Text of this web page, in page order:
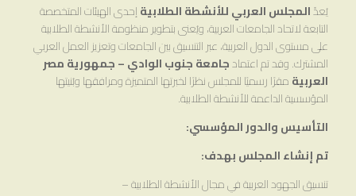
يُعدّالمجلس العربي للأنشطة الطلابيةإحدى الهيئات المتخصصة
التابعة لاتحاد الجامعات العربية، ويُعنى بتطوير منظومة الأنشطة الطلابية
على مستوى الدول العربية، عبر التنسيق بين الجامعات وتعزيز العمل العربي
المشترك. وقد تم اعتمادجامعة جنوب الوادي – جمهورية مصر
العربيةمقرًا رسميًا للمجلس نظرًا لخبرتها المتميزة ومرافقها وبُنيتها
المؤسسية الداعمة للأنشطة الطلابية.
التأسيس والدور المؤسسي:
تم إنشاء المجلس بهدف:
تنسيق الجهود العربية في مجال الأنشطة الطلابية –